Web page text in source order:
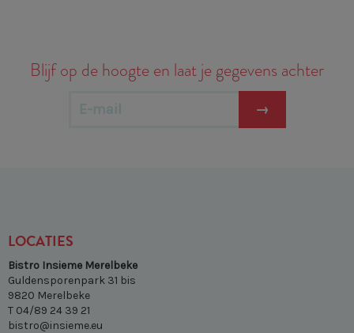
Blijf op de hoogte en laat je gegevens achter
→
LOCATIES
Bistro Insieme Merelbeke
Guldensporenpark 31 bis
9820 Merelbeke
T 04/89 24 39 21
bistro@insieme.eu